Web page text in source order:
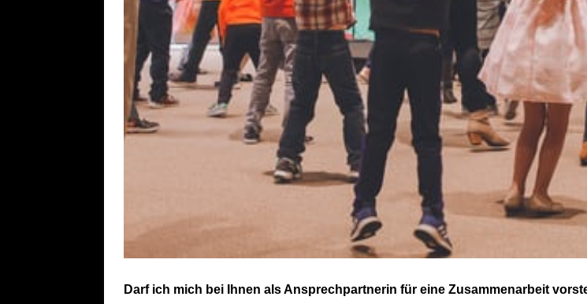
Darf ich mich bei Ihnen als Ansprechpartnerin für eine Zusammenarbeit